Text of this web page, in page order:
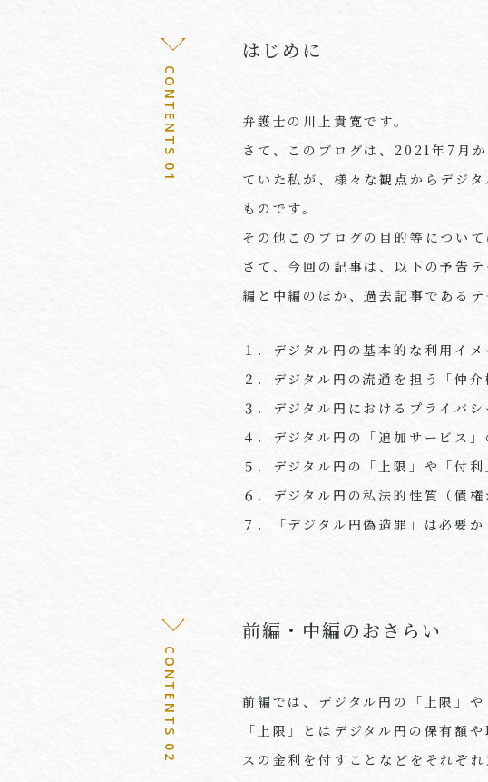
CONTENTS 01
はじめに
弁護士の川上貴寛です。
さて、このブログは、 2021年 7 月
ていた私が、様々な観点からデジ
ものです。
その他このブログの目的等について
さて、今回の記事は、以下の予告
編と中編のほか、過去記事である
１．デジタル円の基本的な利用イ
２．デジタル円の流通を担う「仲
３．デジタル円におけるプライバシ
４．デジタル円の「追加サービス
５．デジタル円の「上限」や「付利
６．デジタル円の私法的性質（債
７．「デジタル円偽造罪」は必要か
CONTENTS 02
前編・中編のおさらい
前編では、デジタル円の「上限」
「上限」とはデジタル円の保有額
スの金利を付すことなどをそれぞれ